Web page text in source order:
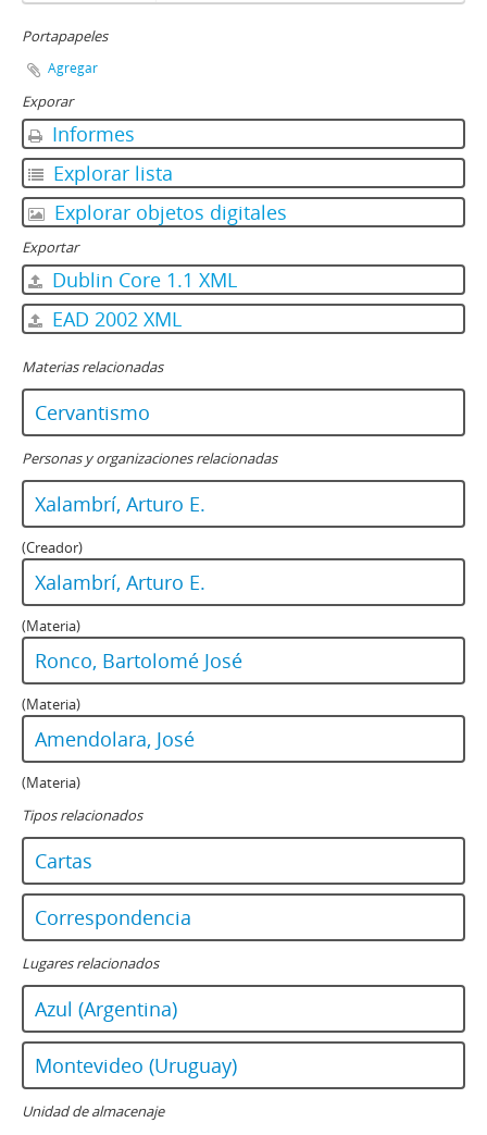
Portapapeles
Agregar
Exporar
Informes
Explorar lista
Explorar objetos digitales
Exportar
Dublin Core 1.1 XML
EAD 2002 XML
Materias relacionadas
Cervantismo
Personas y organizaciones relacionadas
Xalambrí, Arturo E.
(Creador)
Xalambrí, Arturo E.
(Materia)
Ronco, Bartolomé José
(Materia)
Amendolara, José
(Materia)
Tipos relacionados
Cartas
Correspondencia
Lugares relacionados
Azul (Argentina)
Montevideo (Uruguay)
Unidad de almacenaje